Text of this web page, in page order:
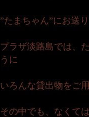
”たまちゃん”にお送
プラザ淡路島では、
うに
いろんな貸出物をご
その中でも、なくて